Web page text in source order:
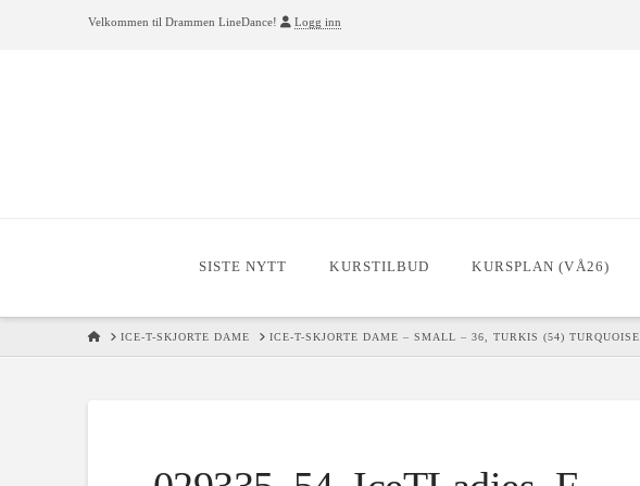
Velkommen til Drammen LineDance! Logg inn
SISTE NYTT KURSTILBUD KURSPLAN (VÅ26)
HOMEICE-T-SKJORTE DAME ICE-T-SKJORTE DAME – SMALL – 36, TURKIS (54) TURQUOISE